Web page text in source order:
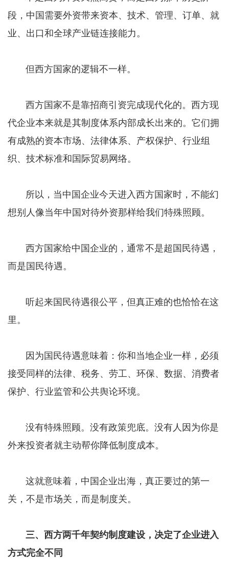
段，中国需要外资带来资本、技术、管理、订单、就
业、出口和全球产业链连接能力。
但西方国家的逻辑不一样。
西方国家不是靠招商引资完成现代化的。西方现
代企业本来就是其制度体系内部成长出来的。它们拥
有成熟的资本市场、法律体系、产权保护、行业组
织、技术标准和国际贸易网络。
所以，当中国企业今天进入西方国家时，不能幻
想别人像当年中国对待外资那样给我们特殊照顾。
西方国家给中国企业的，通常不是超国民待遇，
而是国民待遇。
听起来国民待遇很公平，但真正难的也恰恰在这
里。
因为国民待遇意味着：你和当地企业一样，必须
接受同样的法律、税务、劳工、环保、数据、消费者
保护、行业监管和公共舆论环境。
没有特殊照顾。没有政策兜底。没有人因为你是
外来投资者就主动帮你降低制度成本。
这就意味着，中国企业出海，真正要过的第一
关，不是市场关，而是制度关。
三、西方两千年契约制度建设，决定了企业进入
方式完全不同